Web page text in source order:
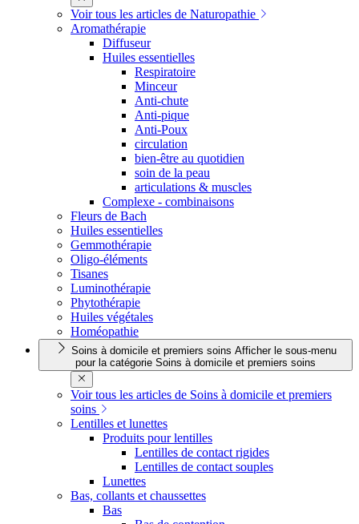
Voir tous les articles de Naturopathie
Aromathérapie
Diffuseur
Huiles essentielles
Respiratoire
Minceur
Anti-chute
Anti-pique
Anti-Poux
circulation
bien-être au quotidien
soin de la peau
articulations & muscles
Complexe - combinaisons
Fleurs de Bach
Huiles essentielles
Gemmothérapie
Oligo-éléments
Tisanes
Luminothérapie
Phytothérapie
Huiles végétales
Homéopathie
Soins à domicile et premiers soins Afficher le sous-menu
pour la catégorie Soins à domicile et premiers soins
Voir tous les articles de Soins à domicile et premiers
soins
Lentilles et lunettes
Produits pour lentilles
Lentilles de contact rigides
Lentilles de contact souples
Lunettes
Bas, collants et chaussettes
Bas